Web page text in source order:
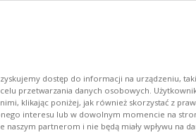
dostęp do informacji na urządzeniu,
przetwarzania danych osobowych.
klikając poniżej, jak również skorzystać z
interesu lub w dowolnym momencie na
partnerom i nie będą miały wpływu na